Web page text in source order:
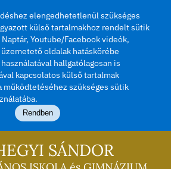
elengedhetetlenül
beágyazott külső tartalmakhoz
Naptár, Youtube/Facebook
őket üzemetető oldalak
használatával hallgatólagosan
kapcsolatos külső
a működtetéséhez szükséges
használatába.
Rendben